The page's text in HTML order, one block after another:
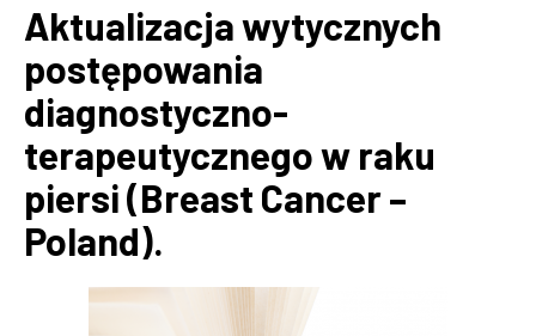
Aktualizacja wytycznych
postępowania
diagnostyczno-
terapeutycznego w raku
piersi (Breast Cancer –
Poland).